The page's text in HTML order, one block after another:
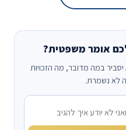
אומר משפטית?
תיאור קצר של מה שקרה, ועוזר ה-AI יסביר במה מדובר, מה הזכויות
לא נשמרת.